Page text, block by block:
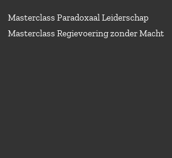
Masterclass Paradoxaal Leiderschap
Masterclass Regievoering zonder Macht